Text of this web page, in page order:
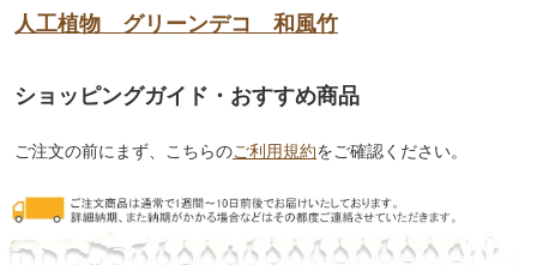
人工植物 グリーンデコ 和風竹
ショッピングガイド・おすすめ商品
ご注文の前にまず、こちらのご利用規約をご確認ください。